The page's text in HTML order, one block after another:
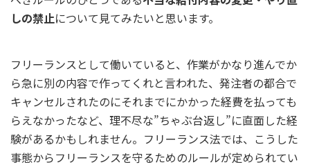
しの禁止について見てみたいと思います。
フリーランスとして働いていると、作業がかなり進んでか
ら急に別の内容で作ってくれと言われた、発注者の都合で
キャンセルされたのにそれまでにかかった経費を払っても
らえなかったなど、理不尽な”ちゃぶ台返し”に直面した経
験があるかもしれません。フリーランス法では、こうした
事態からフリーランスを守るためのルールが定められてい